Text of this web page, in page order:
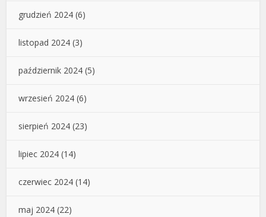
grudzień 2024 (6)
listopad 2024 (3)
październik 2024 (5)
wrzesień 2024 (6)
sierpień 2024 (23)
lipiec 2024 (14)
czerwiec 2024 (14)
maj 2024 (22)